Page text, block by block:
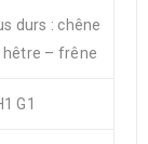
durs : chêne
– frêne
G1